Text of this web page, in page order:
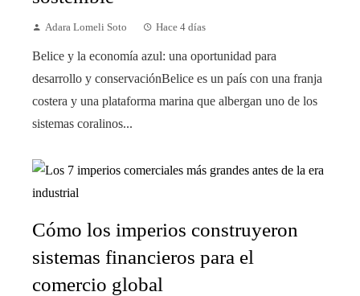
Adara Lomeli Soto Hace 4 días
Belice y la economía azul: una oportunidad para
desarrollo y conservaciónBelice es un país con una franja
costera y una plataforma marina que albergan uno de los
sistemas coralinos...
Cómo los imperios construyeron
sistemas financieros para el
comercio global